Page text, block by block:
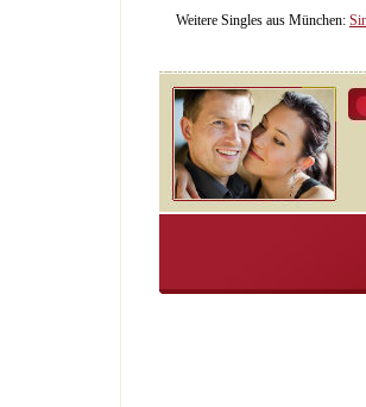
Weitere Singles aus München: